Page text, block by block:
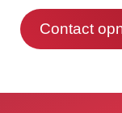
Contact